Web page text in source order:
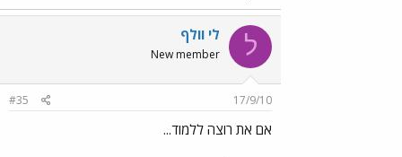
ל לי וולף
New member
17/9/10
#35
אם את רוצה ללמוד...